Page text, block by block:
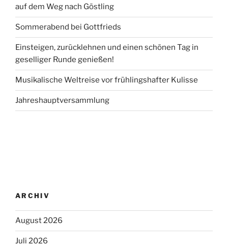
auf dem Weg nach Göstling
Sommerabend bei Gottfrieds
Einsteigen, zurücklehnen und einen schönen Tag in
geselliger Runde genießen!
Musikalische Weltreise vor frühlingshafter Kulisse
Jahreshauptversammlung
ARCHIV
August 2026
Juli 2026